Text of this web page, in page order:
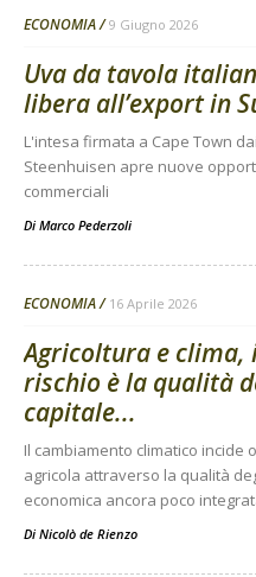
ECONOMIA 9 Giugno 2026
Uva da tavola
libera all’export in
L'intesa firmata a Cape Town
Steenhuisen apre nuove
commerciali
Di Marco Pederzoli
ECONOMIA 16 Aprile 2026
Agricoltura e clima,
rischio è la qualità
capitale...
Il cambiamento climatico
agricola attraverso la qualità
economica ancora poco
Di Nicolò de Rienzo